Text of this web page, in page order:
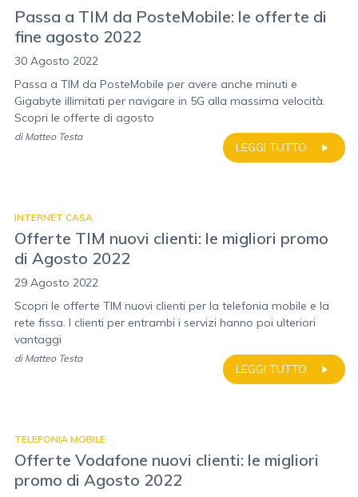
Passa a TIM da PosteMobile: le offerte di
fine agosto 2022
30 Agosto 2022
Passa a TIM da PosteMobile per avere anche minuti e
Gigabyte illimitati per navigare in 5G alla massima velocità.
Scopri le offerte di agosto
LEGGI TUTTO
di Matteo Testa
INTERNET CASA
Offerte TIM nuovi clienti: le migliori promo
di Agosto 2022
29 Agosto 2022
Scopri le offerte TIM nuovi clienti per la telefonia mobile e la
rete fissa. I clienti per entrambi i servizi hanno poi ulteriori
vantaggi
LEGGI TUTTO
di Matteo Testa
TELEFONIA MOBILE
Offerte Vodafone nuovi clienti: le migliori
promo di Agosto 2022